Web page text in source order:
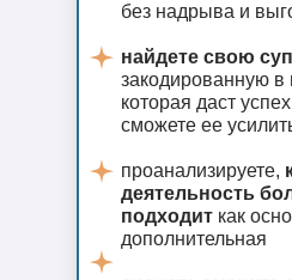
без надрыва и
найдете свою
закодированную в
которая даст
сможете ее
проанализируете,
деятельность
подходит как
дополнительная